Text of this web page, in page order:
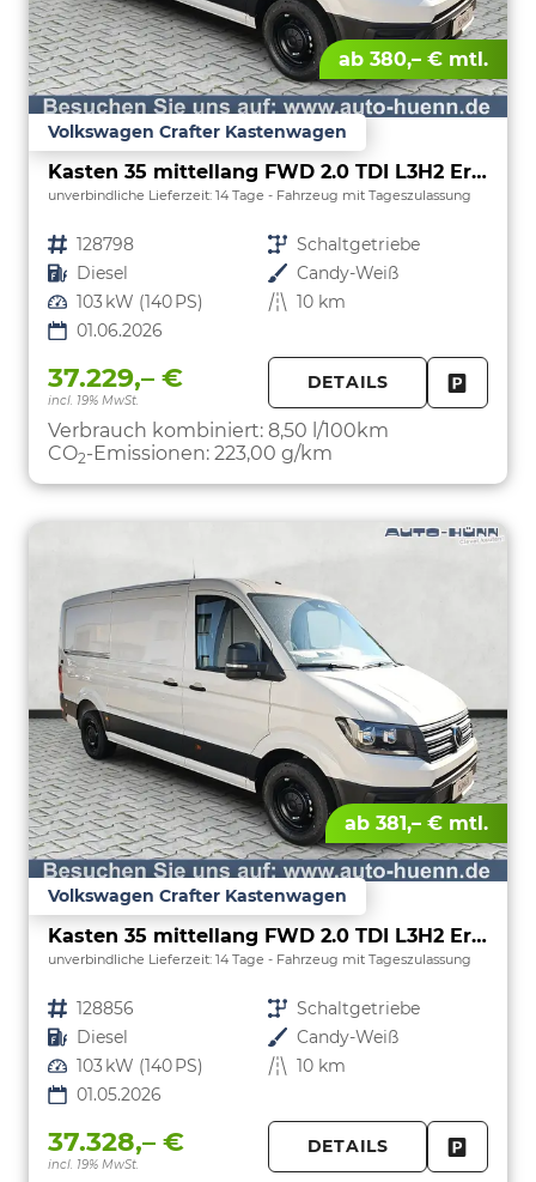
ab 380,– € mtl.
Volkswagen Crafter Kastenwagen
Kasten 35 mittellang FWD 2.0 TDI L3H2 ErgoActive AppCon
unverbindliche Lieferzeit: 14 Tage Fahrzeug mit Tageszulassung
Fahrzeugnr. 128798 Getriebe Schaltgetriebe
Kraftstoff Diesel Außenfarbe Candy-Weiß
Leistung 103 kW (140 PS) Kilometerstand 10 km
01.06.2026
37.229,– €
incl. 19% MwSt.
DETAILS
Verbrauch kombiniert: 8,50 l/100km
CO2-Emissionen: 223,00 g/km
ab 381,– € mtl.
Volkswagen Crafter Kastenwagen
Kasten 35 mittellang FWD 2.0 TDI L3H2 ErgoActive AppCon
unverbindliche Lieferzeit: 14 Tage Fahrzeug mit Tageszulassung
Fahrzeugnr. 128856 Getriebe Schaltgetriebe
Kraftstoff Diesel Außenfarbe Candy-Weiß
Leistung 103 kW (140 PS) Kilometerstand 10 km
01.05.2026
37.328,– €
incl. 19% MwSt.
DETAILS